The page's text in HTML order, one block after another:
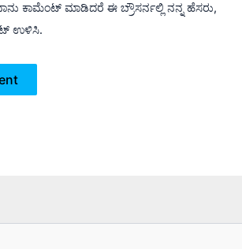
ಕಾಮೆಂಟ್ ಮಾಡಿದರೆ ಈ ಬ್ರೌಸರ್ನಲ್ಲಿ ನನ್ನ ಹೆಸರು,
ಉಳಿಸಿ.